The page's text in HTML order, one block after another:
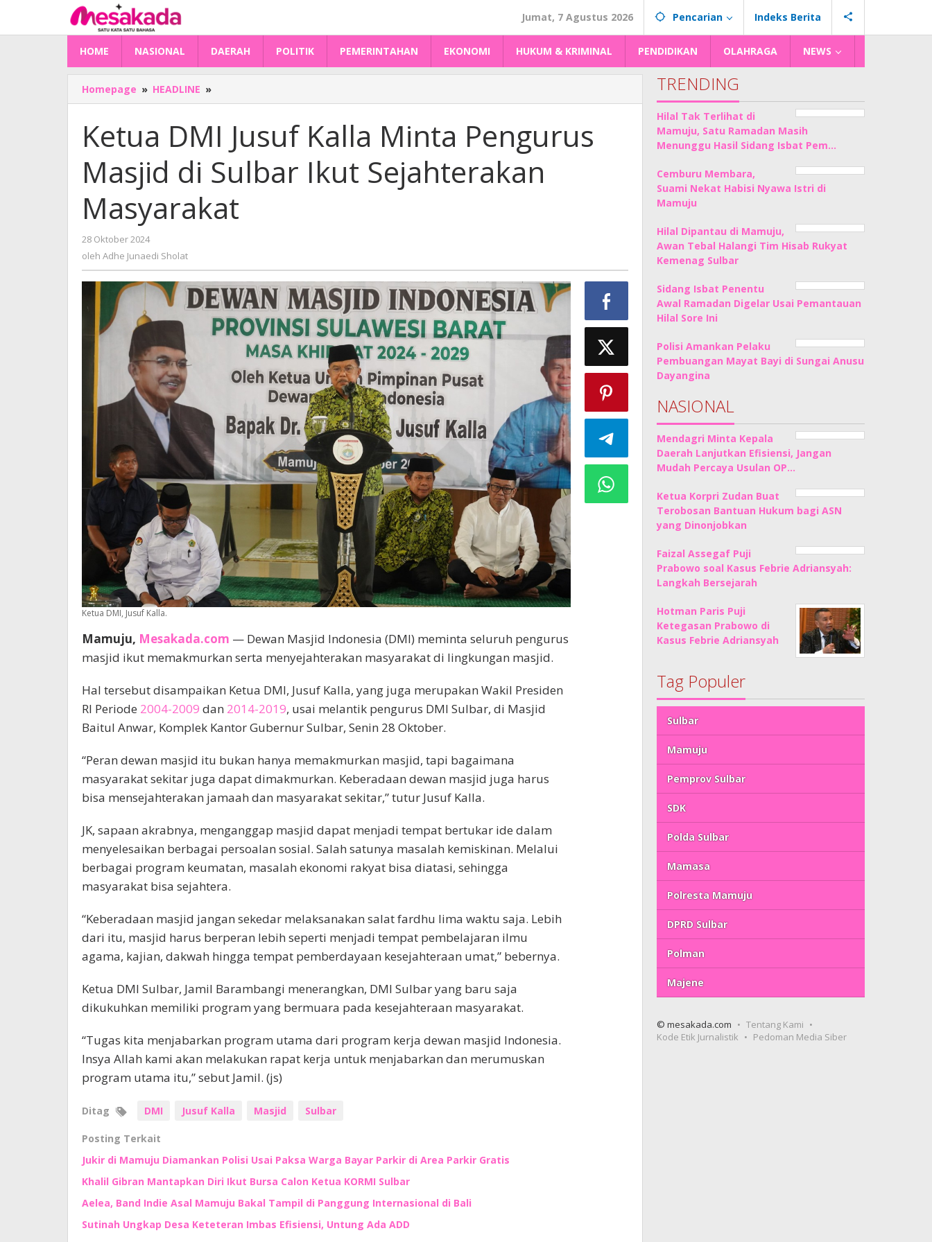
konten
Jumat, 7 Agustus 2026 Pencarian Indeks Berita
HOME NASIONAL DAERAH POLITIK PEMERINTAHAN EKONOMI HUKUM & KRIMINAL PENDIDIKAN OLAHRAGA NEWS
Homepage » HEADLINE »
DMI
Minta
Pengurus
Masjid
Sulbar
Ikut
Ketua DMI Jusuf Kalla Minta Pengurus
Masjid di Sulbar Ikut Sejahterakan
Masyarakat
28 Oktober 2024
Adhe
oleh Adhe Junaedi Sholat
Ketua DMI, Jusuf Kalla.
Mamuju, Mesakada.com — Dewan Masjid Indonesia (DMI) meminta seluruh pengurus
masjid ikut memakmurkan serta menyejahterakan masyarakat di lingkungan masjid.
Hal tersebut disampaikan Ketua DMI, Jusuf Kalla, yang juga merupakan Wakil Presiden
RI Periode 2004-2009 dan 2014-2019, usai melantik pengurus DMI Sulbar, di Masjid
Baitul Anwar, Komplek Kantor Gubernur Sulbar, Senin 28 Oktober.
“Peran dewan masjid itu bukan hanya memakmurkan masjid, tapi bagaimana
masyarakat sekitar juga dapat dimakmurkan. Keberadaan dewan masjid juga harus
bisa mensejahterakan jamaah dan masyarakat sekitar,” tutur Jusuf Kalla.
JK, sapaan akrabnya, menganggap masjid dapat menjadi tempat bertukar ide dalam
menyelesaikan berbagai persoalan sosial. Salah satunya masalah kemiskinan. Melalui
berbagai program keumatan, masalah ekonomi rakyat bisa diatasi, sehingga
masyarakat bisa sejahtera.
“Keberadaan masjid jangan sekedar melaksanakan salat fardhu lima waktu saja. Lebih
dari itu, masjid harus berperan lebih seperti menjadi tempat pembelajaran ilmu
agama, kajian, dakwah hingga tempat pemberdayaan kesejahteraan umat,” bebernya.
Ketua DMI Sulbar, Jamil Barambangi menerangkan, DMI Sulbar yang baru saja
dikukuhkan memiliki program yang bermuara pada kesejahteraan masyarakat.
“Tugas kita menjabarkan program utama dari program kerja dewan masjid Indonesia.
Insya Allah kami akan melakukan rapat kerja untuk menjabarkan dan merumuskan
program utama itu,” sebut Jamil. (js)
Ditag DMI Jusuf Kalla Masjid Sulbar
Posting Terkait
Jukir di Mamuju Diamankan Polisi Usai Paksa Warga Bayar Parkir di Area Parkir Gratis
Khalil Gibran Mantapkan Diri Ikut Bursa Calon Ketua KORMI Sulbar
Aelea, Band Indie Asal Mamuju Bakal Tampil di Panggung Internasional di Bali
Sutinah Ungkap Desa Keteteran Imbas Efisiensi, Untung Ada ADD
TRENDING
Hilal Tak Terlihat di
Mamuju, Satu Ramadan Masih
Menunggu Hasil Sidang Isbat Pem…
Cemburu Membara,
Suami Nekat Habisi Nyawa Istri di
Mamuju
Hilal Dipantau di Mamuju,
Awan Tebal Halangi Tim Hisab Rukyat
Kemenag Sulbar
Sidang Isbat Penentu
Awal Ramadan Digelar Usai Pemantauan
Hilal Sore Ini
Polisi Amankan Pelaku
Pembuangan Mayat Bayi di Sungai Anusu
Dayangina
NASIONAL
Mendagri Minta Kepala
Daerah Lanjutkan Efisiensi, Jangan
Mudah Percaya Usulan OP…
Ketua Korpri Zudan Buat
Terobosan Bantuan Hukum bagi ASN
yang Dinonjobkan
Faizal Assegaf Puji
Prabowo soal Kasus Febrie Adriansyah:
Langkah Bersejarah
Hotman Paris Puji
Ketegasan Prabowo di
Kasus Febrie Adriansyah
Tag Populer
Sulbar
Mamuju
Pemprov Sulbar
SDK
Polda Sulbar
Mamasa
Polresta Mamuju
DPRD Sulbar
Polman
Majene
© mesakada.com
Tentang Kami
Kode Etik Jurnalistik
Pedoman Media Siber